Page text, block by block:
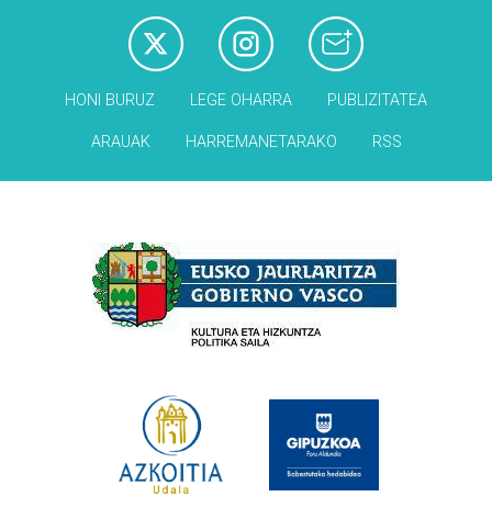
HONI BURUZ LEGE OHARRA PUBLIZITATEA
ARAUAK HARREMANETARAKO RSS